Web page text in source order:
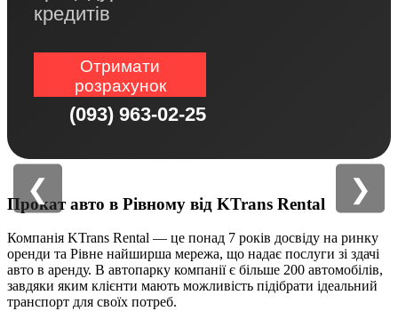
кредитів
Отримати
розрахунок
(093) 963-02-25
Прокат авто в Рівному від KTrans Rental
Компанія KTrans Rental — це понад 7 років досвіду на ринку
оренди та Рівне найширша мережа, що надає послуги зі здачі
авто в аренду. В автопарку компанії є більше 200 автомобілів,
завдяки яким клієнти мають можливість підібрати ідеальний
транспорт для своїх потреб.
❮ ❯